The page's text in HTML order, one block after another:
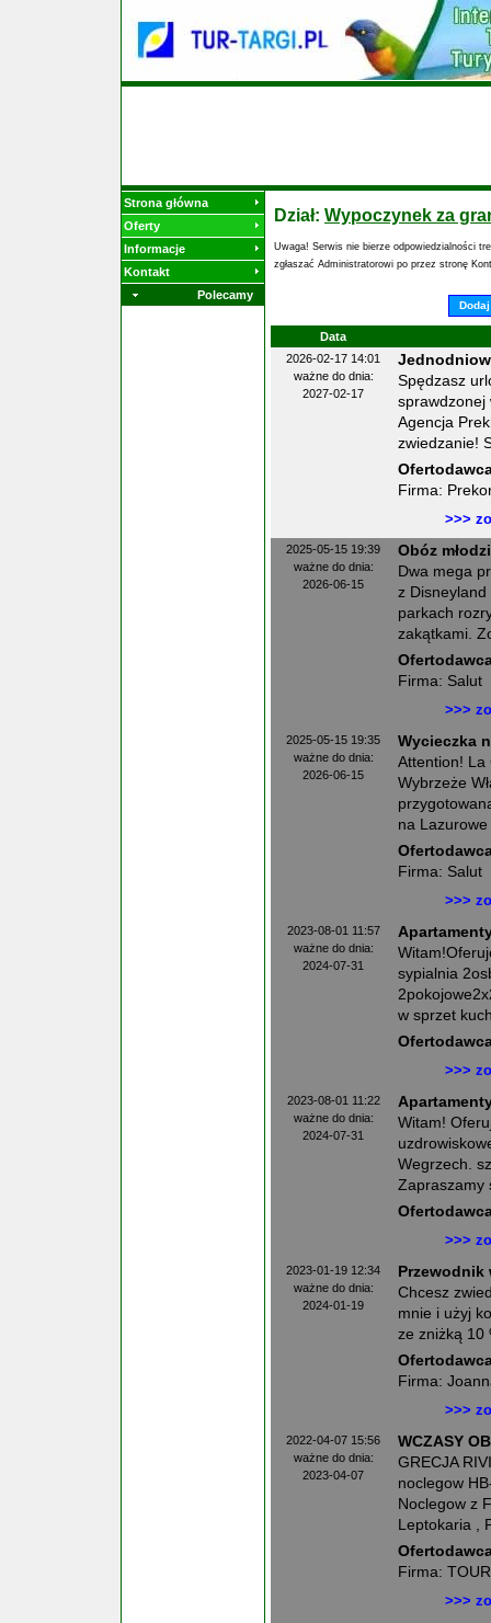
Strona główna
Oferty
Informacje
Kontakt
Polecamy
Dział: Wypoczynek za
Uwaga! Serwis nie bierze odpowiedzialności
zgłaszać Administratorowi po przez stronę
Data
2026-02-17 14:01
ważne do dnia:
2027-02-17
Spędzasz
sprawdzonej
Agencja
zwiedzanie!
Firma:
>>>
2025-05-15 19:39
ważne do dnia:
2026-06-15
Obóz
Dwa mega
z Disneyland
parkach
zakątkami.
Firma: Salut
>>>
2025-05-15 19:35
ważne do dnia:
2026-06-15
Wycieczka
Attention! La
Wybrzeże
na
Firma: Salut
>>>
2023-08-01 11:57
ważne do dnia:
2024-07-31
sypialnia
w sprzet
>>>
2023-08-01 11:22
ważne do dnia:
2024-07-31
Witam!
Wegrzech.
Zapraszamy
>>>
2023-01-19 12:34
ważne do dnia:
2024-01-19
Przewodnik
Chcesz
mnie i użyj
ze zniżką 10
Firma:
>>>
2022-04-07 15:56
ważne do dnia:
2023-04-07
WCZASY
GRECJA
noclegow
Noclegow z
Leptokaria ,
Firma:
>>>